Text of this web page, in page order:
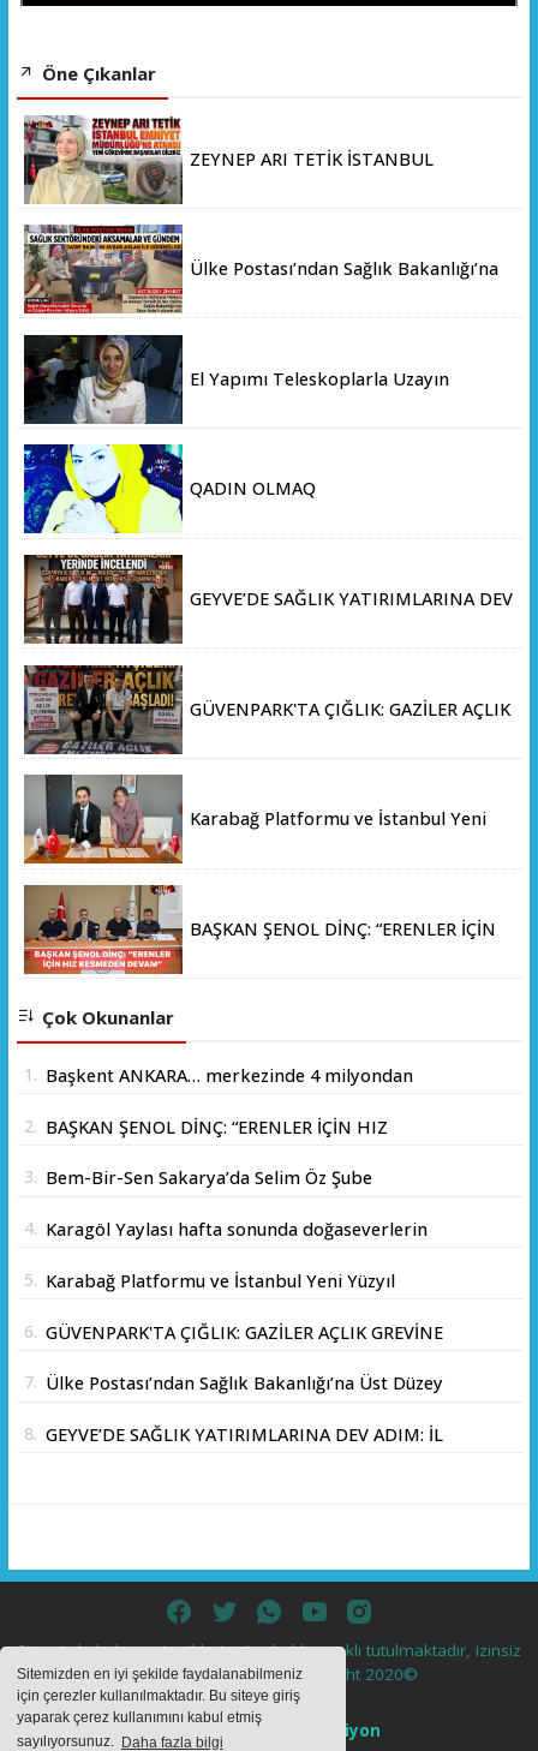
Sitemizden en iyi şekilde faydalanabilmeniz
için çerezler kullanılmaktadır. Bu siteye giriş
yaparak çerez kullanımını kabul etmiş
sayılıyorsunuz. Daha fazla bilgi
Öne Çıkanlar
ZEYNEP ARI TETİK İSTANBUL
Ülke Postası’ndan Sağlık Bakanlığı’na
El Yapımı Teleskoplarla Uzayın
QADIN OLMAQ
GEYVE’DE SAĞLIK YATIRIMLARINA DEV
KAYHAN ÖZDEMİR VE SAHA HEYETİ
GÜVENPARK'TA ÇIĞLIK: GAZİLER AÇLIK
Karabağ Platformu ve İstanbul Yeni
BAŞKAN ŞENOL DİNÇ: “ERENLER İÇİN
Çok Okunanlar
1. Başkent ANKARA… merkezinde 4 milyondan
2. BAŞKAN ŞENOL DİNÇ: “ERENLER İÇİN HIZ
3. Bem-Bir-Sen Sakarya’da Selim Öz Şube
4. Karagöl Yaylası hafta sonunda doğaseverlerin
5. Karabağ Platformu ve İstanbul Yeni Yüzyıl
Memorandumu İmzalandı
6. GÜVENPARK'TA ÇIĞLIK: GAZİLER AÇLIK GREVİNE
7. Ülke Postası’ndan Sağlık Bakanlığı’na Üst Düzey
8. GEYVE’DE SAĞLIK YATIRIMLARINA DEV ADIM: İL
Sitemizde bulunan içeriklerin tüm hakları saklı tutulmaktadır, izinsiz
içerikler kullanılamaz. Copyright 2020©
Haber Yazılımı:
Web Aksiyon